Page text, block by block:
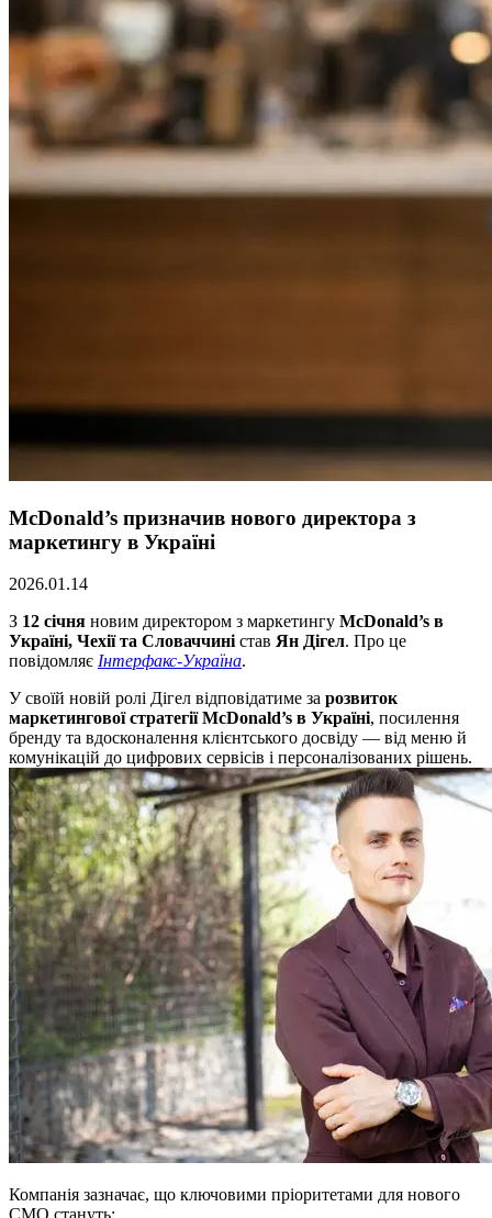
McDonald’s призначив нового директора з
маркетингу в Україні
2026.01.14
З 12 січня новим директором з маркетингу McDonald’s в
Україні, Чехії та Словаччиністав Ян Дігел. Про це
повідомляє Інтерфакс-Україна.
У своїй новій ролі Дігел відповідатиме за розвиток
маркетингової стратегії McDonald’s в Україні, посилення
бренду та вдосконалення клієнтського досвіду — від меню й
комунікацій до цифрових сервісів і персоналізованих рішень.
Компанія зазначає, що ключовими пріоритетами для нового